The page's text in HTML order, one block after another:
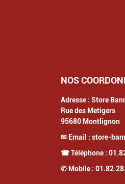
NOS
Adresse : Store
Rue des Metigers
95680 Montlignon
✉ Email : store-
☎ Téléphone :
✆ Mobile :